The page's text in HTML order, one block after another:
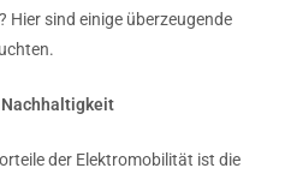
Hier sind einige überzeugende
der Elektromobilität ist die